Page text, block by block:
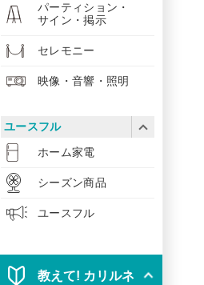
パーティション・
サイン・掲示
セレモニー
映像・音響・照明
ユースフル
ホーム家電
シーズン商品
ユースフル
教えて! カリルネ